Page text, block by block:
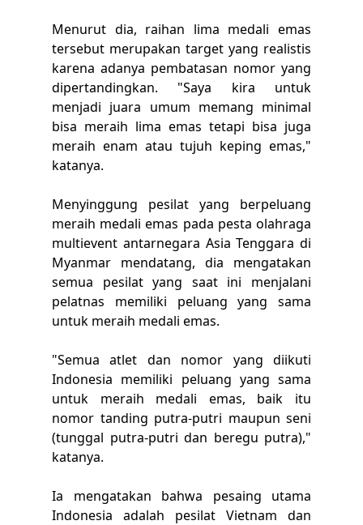
Menurut dia, raihan lima medali emas
tersebut merupakan target yang realistis
karena adanya pembatasan nomor yang
dipertandingkan. "Saya kira untuk
menjadi juara umum memang minimal
bisa meraih lima emas tetapi bisa juga
meraih enam atau tujuh keping emas,"
katanya.
Menyinggung pesilat yang berpeluang
meraih medali emas pada pesta olahraga
multievent antarnegara Asia Tenggara di
Myanmar mendatang, dia mengatakan
semua pesilat yang saat ini menjalani
pelatnas memiliki peluang yang sama
untuk meraih medali emas.
"Semua atlet dan nomor yang diikuti
Indonesia memiliki peluang yang sama
untuk meraih medali emas, baik itu
nomor tanding putra-putri maupun seni
(tunggal putra-putri dan beregu putra),"
katanya.
Ia mengatakan bahwa pesaing utama
Indonesia adalah pesilat Vietnam dan